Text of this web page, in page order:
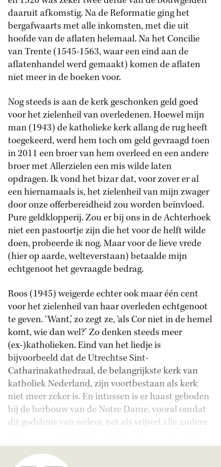
daaruit afkomstig. Na de Reformatie ging het
bergafwaarts met alle inkomsten, met die uit
hoofde van de aflaten helemaal. Na het Concilie
van Trente (1545-1563, waar een eind aan de
aflatenhandel werd gemaakt) komen de aflaten
niet meer in de boeken voor.
Nog steeds is aan de kerk geschonken geld goed
voor het zielenheil van overledenen. Hoewel mijn
man (1943) de katholieke kerk allang de rug heeft
toegekeerd, werd hem toch om geld gevraagd toen
in 2011 een broer van hem overleed en een andere
broer met Allerzielen een mis wilde laten
opdragen. Ik vond het bizar dat, voor zover er al
een hiernamaals is, het zielenheil van mijn zwager
door onze offerbereidheid zou worden beïnvloed.
Pure geldklopperij. Zou er bij ons in de Achterhoek
niet een pastoortje zijn die het voor de helft wilde
doen, probeerde ik nog. Maar voor de lieve vrede
(hier op aarde, welteverstaan) betaalde mijn
echtgenoot het gevraagde bedrag.
Roos (1945) weigerde echter ook maar één cent
voor het zielenheil van haar overleden echtgenoot
te geven. ‘Want,’ zo zegt ze, ‘als Cor niet in de hemel
komt, wie dan wel?’ Zo denken steeds meer
(ex-)katholieken. Eind van het liedje is
bijvoorbeeld dat de Utrechtse Sint-
Catharinakathedraal, de belangrijkste kerk van
katholiek Nederland, zijn voortbestaan als kerk
niet meer zeker is. En intussen is er haast geboden
bij de herbouw van de Notre Dame, vooral omdat
dit godshuis van weleer, net als vrijwel alle andere